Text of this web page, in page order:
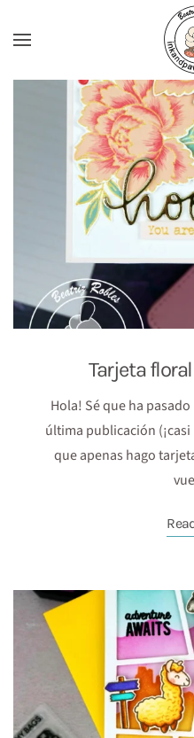
Ir al contenido principal
Tarjeta
Hola! Sé que ha
última publicación
que apenas hago